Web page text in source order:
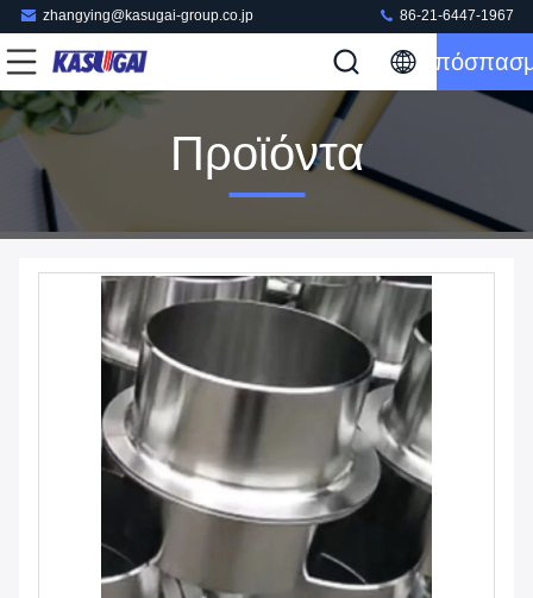
zhangying@kasugai-group.co.jp 86-21-6447-1967
Προϊόντα